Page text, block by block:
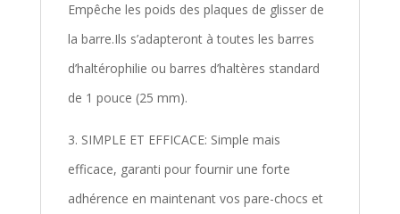
Empêche les poids des plaques de glisser de
la barre.Ils s’adapteront à toutes les barres
d’haltérophilie ou barres d’haltères standard
de 1 pouce (25 mm).
3. SIMPLE ET EFFICACE: Simple mais
efficace, garanti pour fournir une forte
adhérence en maintenant vos pare-chocs et